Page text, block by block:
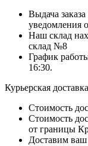
Выдача
уведомления
Наш склад
склад №8
График
16:30.
Курьерская доставка
Стоимость
Стоимость
от границы
Доставим ваш